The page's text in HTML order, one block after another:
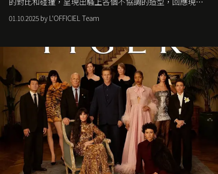
社會各種資訊、文化超載的現象。
01.10.2025 by L'OFFICIEL Team